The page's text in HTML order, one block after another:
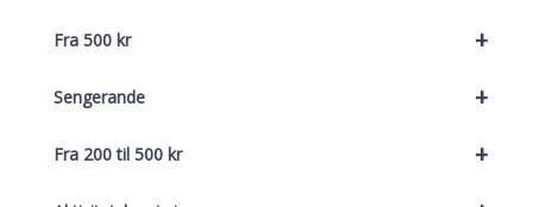
+
Fra 500 kr
+
Sengerande
+
Fra 200 til 500 kr